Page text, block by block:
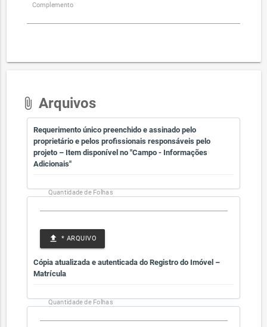
Complemento
attach_file Arquivos
Requerimento único preenchido e assinado pelo
proprietário e pelos profissionais responsáveis pelo
projeto – Item disponível no "Campo - Informações
Adicionais"
Quantidade de Folhas
* ARQUIVO
file_upload
Cópia atualizada e autenticada do Registro do Imóvel –
Matrícula
Quantidade de Folhas